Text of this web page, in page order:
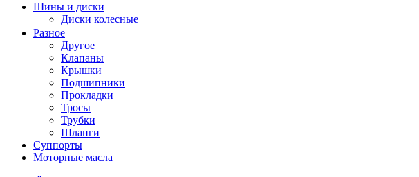
Шины и диски
Диски колесные
Разное
Другое
Клапаны
Крышки
Подшипники
Прокладки
Тросы
Трубки
Шланги
Суппорты
Моторные масла